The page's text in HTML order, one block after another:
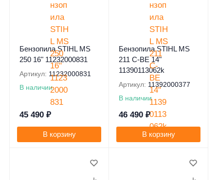
Бензопила STIHL MS
250 16" 11232000831
Артикул: 11232000831
В наличии
45 490 ₽
В корзину
Бензопила STIHL MS
211 C-BE 14"
11390113062k
Артикул: 11392000377
В наличии
46 490 ₽
В корзину